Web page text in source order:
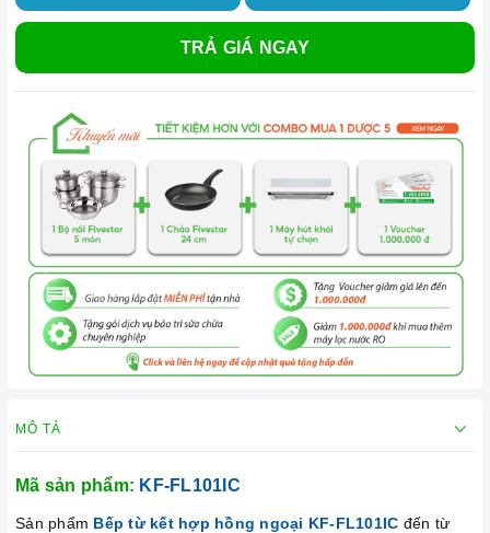
TRẢ GIÁ NGAY
MÔ TẢ
Mã sản phẩm: KF-FL101IC
Sản phẩm Bếp từ kết hợp hồng ngoại KF-FL101IC đến từ